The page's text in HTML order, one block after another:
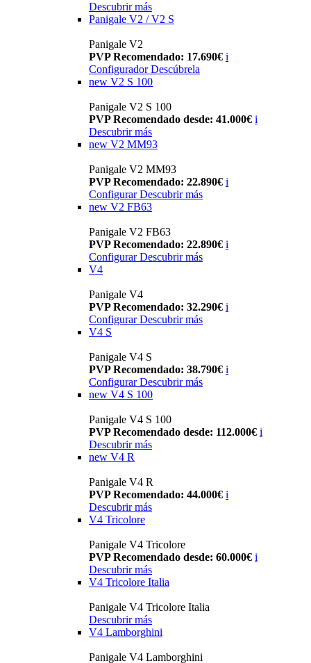
Descubrir más
Panigale V2 / V2 S
Panigale V2
PVP Recomendado: 17.690€ i
Configurador Descúbrela
new V2 S 100
Panigale V2 S 100
PVP Recomendado desde: 41.000€ i
Descubrir más
new V2 MM93
Panigale V2 MM93
PVP Recomendado: 22.890€ i
Configurar Descubrir más
new V2 FB63
Panigale V2 FB63
PVP Recomendado: 22.890€ i
Configurar Descubrir más
V4
Panigale V4
PVP Recomendado: 32.290€ i
Configurar Descubrir más
V4 S
Panigale V4 S
PVP Recomendado: 38.790€ i
Configurar Descubrir más
new V4 S 100
Panigale V4 S 100
PVP Recomendado desde: 112.000€ i
Descubrir más
new V4 R
Panigale V4 R
PVP Recomendado: 44.000€ i
Descubrir más
V4 Tricolore
Panigale V4 Tricolore
PVP Recomendado desde: 60.000€ i
Descubrir más
V4 Tricolore Italia
Panigale V4 Tricolore Italia
Descubrir más
V4 Lamborghini
Panigale V4 Lamborghini